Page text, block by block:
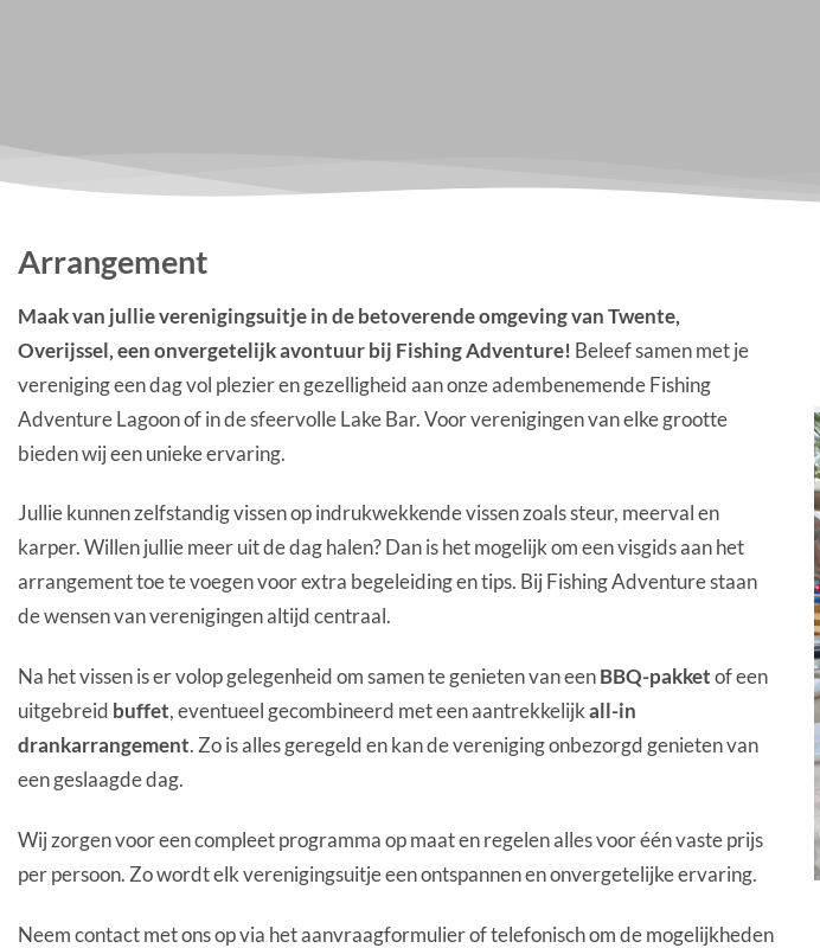
Arrangement
Maak van jullie verenigingsuitje in de betoverende omgeving van Twente,
Overijssel, een onvergetelijk avontuur bij Fishing Adventure! Beleef samen met je
vereniging een dag vol plezier en gezelligheid aan onze adembenemende Fishing
Adventure Lagoon of in de sfeervolle Lake Bar. Voor verenigingen van elke grootte
bieden wij een unieke ervaring.
Jullie kunnen zelfstandig vissen op indrukwekkende vissen zoals steur, meerval en
karper. Willen jullie meer uit de dag halen? Dan is het mogelijk om een visgids aan het
arrangement toe te voegen voor extra begeleiding en tips. Bij Fishing Adventure staan
de wensen van verenigingen altijd centraal.
Na het vissen is er volop gelegenheid om samen te genieten van eenBBQ-pakketof een
uitgebreid buffet, eventueel gecombineerd met een aantrekkelijkall-in
drankarrangement. Zo is alles geregeld en kan de vereniging onbezorgd genieten van
een geslaagde dag.
Wij zorgen voor een compleet programma op maat en regelen alles voor één vaste prijs
per persoon. Zo wordt elk verenigingsuitje een ontspannen en onvergetelijke ervaring.
Neem contact met ons op via het aanvraagformulier of telefonisch om de mogelijkheden